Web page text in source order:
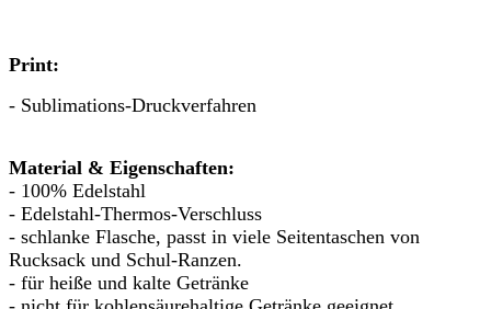
Print:
- Sublimations-Druckverfahren
Material & Eigenschaften:
- 100% Edelstahl
- Edelstahl-Thermos-Verschluss
- schlanke Flasche, passt in viele Seitentaschen von
Rucksack und Schul-Ranzen.
- für heiße und kalte Getränke